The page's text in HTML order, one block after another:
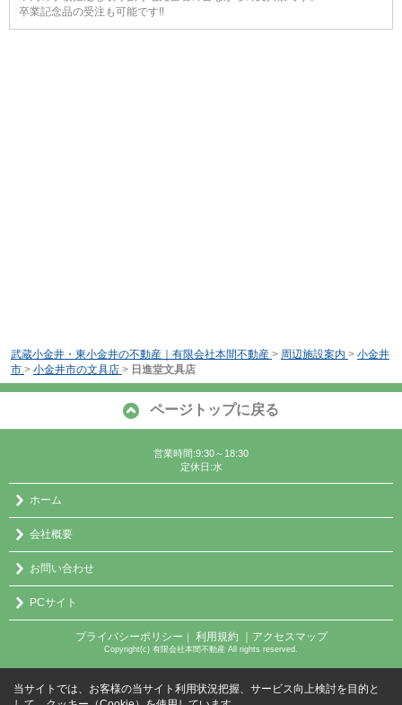
卒業記念品の受注も可能です!!
武蔵小金井・東小金井の不動産｜有限会社本間不動産 > 周辺施設案内 > 小金井
市 > 小金井市の文具店 > 日進堂文具店
ページトップに戻る
営業時間:9:30～18:30
定休日:水
ホーム
会社概要
お問い合わせ
PCサイト
プライバシーポリシー ｜ 利用規約 ｜アクセスマップ
Copyright(c) 有限会社本間不動産 All rights reserved.
当サイトでは、お客様の当サイト利用状況把握、サービス向上検討を目的と